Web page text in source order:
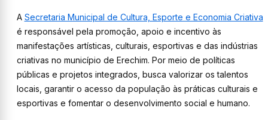
A Secretaria Municipal de Cultura, Esporte e Economia Criativa
é responsável pela promoção, apoio e incentivo às
manifestações artísticas, culturais, esportivas e das indústrias
criativas no município de Erechim. Por meio de políticas
públicas e projetos integrados, busca valorizar os talentos
locais, garantir o acesso da população às práticas culturais e
esportivas e fomentar o desenvolvimento social e humano.